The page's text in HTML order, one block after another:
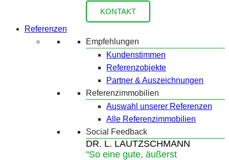
KONTAKT
Referenzen
Empfehlungen
Kundenstimmen
Referenzobjekte
Partner & Auszeichnungen
Referenzimmobilien
Auswahl unserer Referenzen
Alle Referenzimmobilien
Social Feedback
DR. L. LAUTZSCHMANN
"So eine gute, äußerst